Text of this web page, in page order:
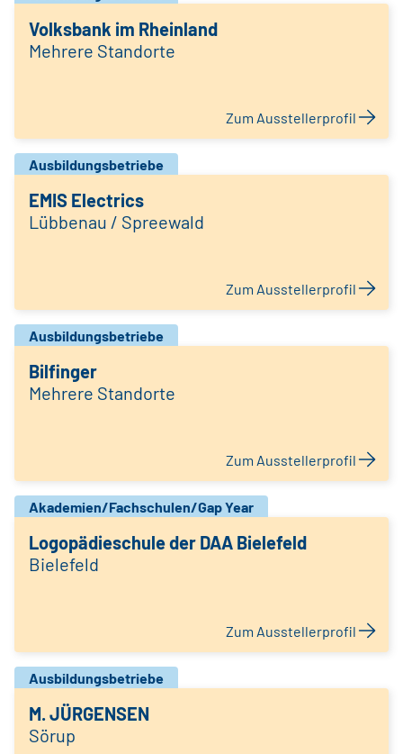
Volksbank im Rheinland
Mehrere Standorte
Zum Ausstellerprofil
Ausbildungsbetriebe
EMIS Electrics
Lübbenau / Spreewald
Zum Ausstellerprofil
Ausbildungsbetriebe
Bilfinger
Mehrere Standorte
Zum Ausstellerprofil
Akademien/Fachschulen/Gap Year
Logopädieschule der DAA Bielefeld
Bielefeld
Zum Ausstellerprofil
Ausbildungsbetriebe
M. JÜRGENSEN
Sörup